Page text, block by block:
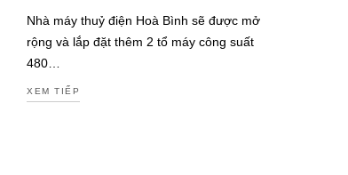
Nhà máy thuỷ điện Hoà Bình sẽ được mở
rộng và lắp đặt thêm 2 tổ máy công suất
480…
XEM TIẾP